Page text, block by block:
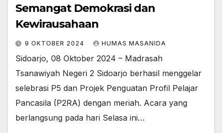
Semangat Demokrasi dan
Kewirausahaan
9 OKTOBER 2024 HUMAS MASANIDA
Sidoarjo, 08 Oktober 2024 – Madrasah
Tsanawiyah Negeri 2 Sidoarjo berhasil menggelar
selebrasi P5 dan Projek Penguatan Profil Pelajar
Pancasila (P2RA) dengan meriah. Acara yang
berlangsung pada hari Selasa ini…